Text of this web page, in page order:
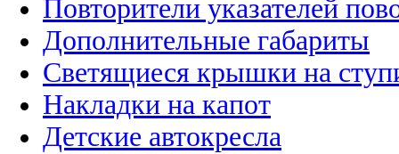
Повторители указателей
Дополнительные габариты
Светящиеся крышки на
Накладки на капот
Детские автокресла